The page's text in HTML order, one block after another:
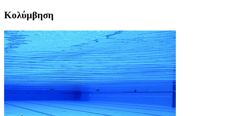
Κολύμβηση